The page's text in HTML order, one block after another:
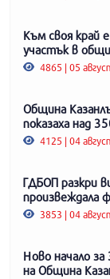
Към своя край
участък в
4865 | 05
Община
показаха над
4125 | 04
ГДБОП разкри
произвеждала
3853 | 04
Ново начало
на Община